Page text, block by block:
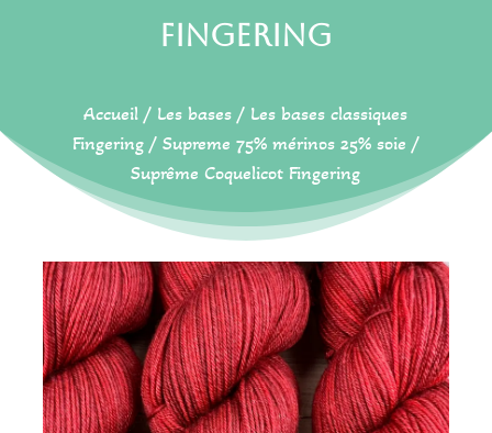
Fingering
Accueil / Les bases / Les bases classiques
Fingering/ Supreme 75% mérinos 25% soie /
Suprême Coquelicot Fingering